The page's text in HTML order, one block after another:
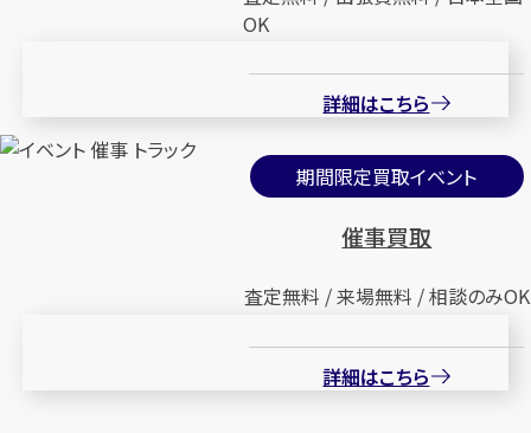
OK
詳細はこちら
期間限定買取イベント
催事買取
査定無料 / 来場無料 / 相談のみOK
詳細はこちら